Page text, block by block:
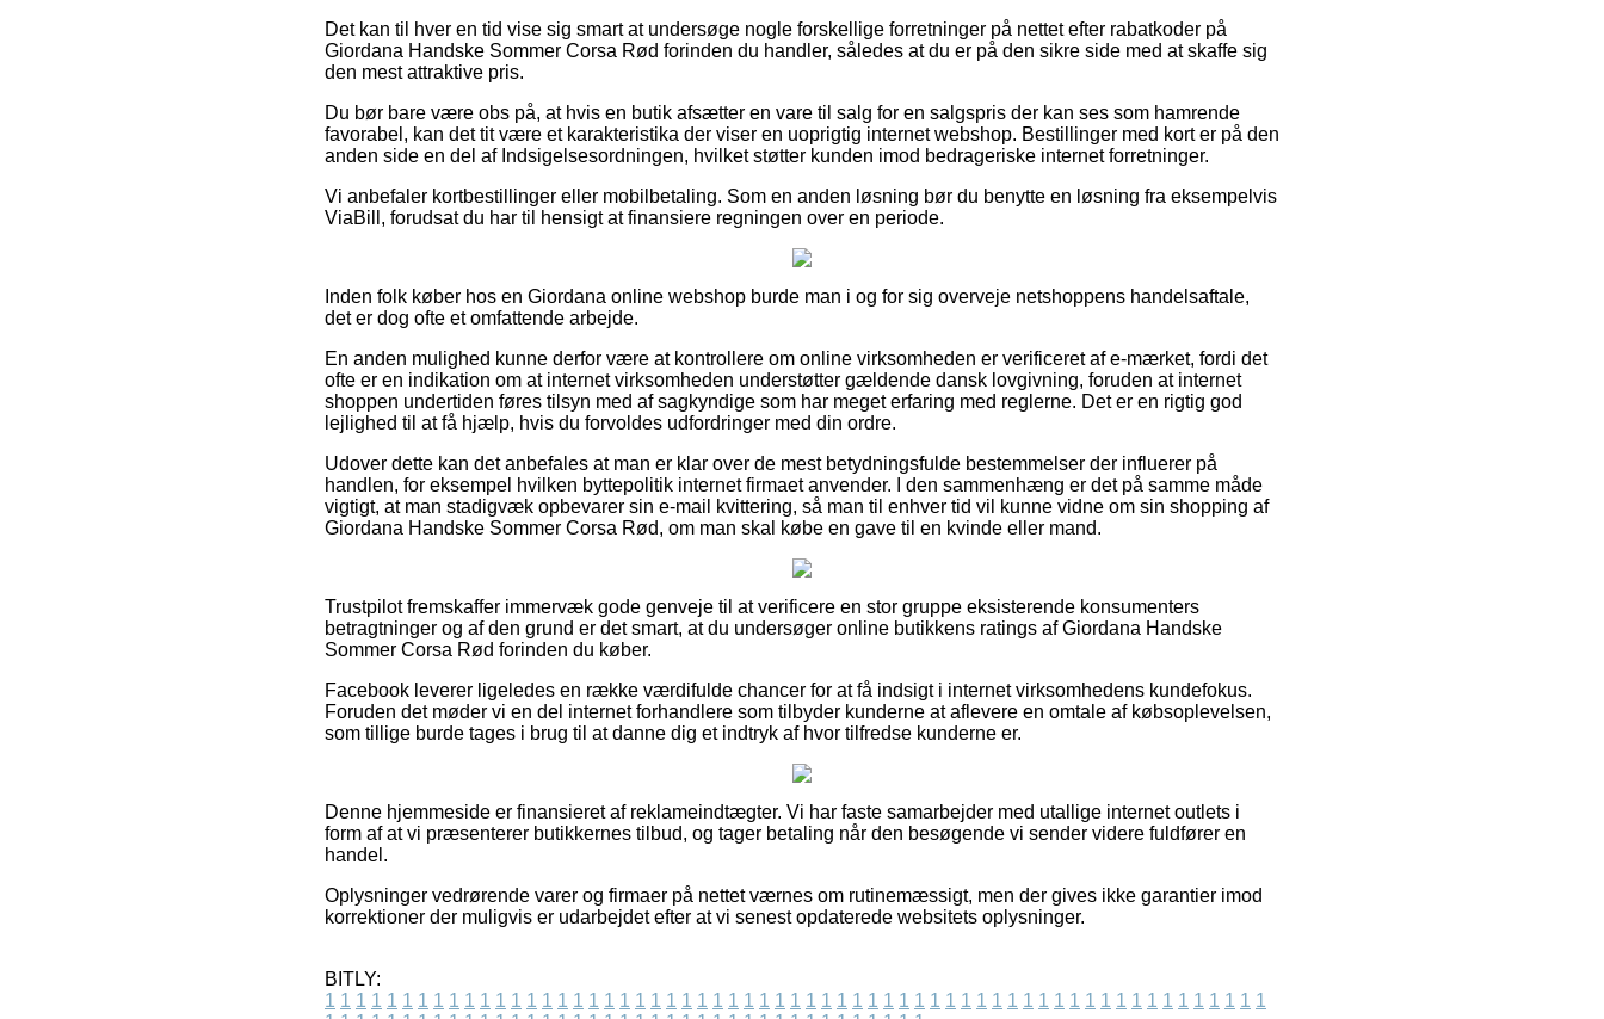
Det kan til hver en tid vise sig smart at undersøge nogle forskellige forretninger på nettet efter rabatkoder på
Giordana Handske Sommer Corsa Rød forinden du handler, således at du er på den sikre side med at skaffe sig
den mest attraktive pris.
Du bør bare være obs på, at hvis en butik afsætter en vare til salg for en salgspris der kan ses som hamrende
favorabel, kan det tit være et karakteristika der viser en uoprigtig internet webshop. Bestillinger med kort er på den
anden side en del af Indsigelsesordningen, hvilket støtter kunden imod bedrageriske internet forretninger.
Vi anbefaler kortbestillinger eller mobilbetaling. Som en anden løsning bør du benytte en løsning fra eksempelvis
ViaBill, forudsat du har til hensigt at finansiere regningen over en periode.
Inden folk køber hos en Giordana online webshop burde man i og for sig overveje netshoppens handelsaftale,
det er dog ofte et omfattende arbejde.
En anden mulighed kunne derfor være at kontrollere om online virksomheden er verificeret af e-mærket, fordi det
ofte er en indikation om at internet virksomheden understøtter gældende dansk lovgivning, foruden at internet
shoppen undertiden føres tilsyn med af sagkyndige som har meget erfaring med reglerne. Det er en rigtig god
lejlighed til at få hjælp, hvis du forvoldes udfordringer med din ordre.
Udover dette kan det anbefales at man er klar over de mest betydningsfulde bestemmelser der influerer på
handlen, for eksempel hvilken byttepolitik internet firmaet anvender. I den sammenhæng er det på samme måde
vigtigt, at man stadigvæk opbevarer sin e-mail kvittering, så man til enhver tid vil kunne vidne om sin shopping af
Giordana Handske Sommer Corsa Rød, om man skal købe en gave til en kvinde eller mand.
Trustpilot fremskaffer immervæk gode genveje til at verificere en stor gruppe eksisterende konsumenters
betragtninger og af den grund er det smart, at du undersøger online butikkens ratings af Giordana Handske
Sommer Corsa Rød forinden du køber.
Facebook leverer ligeledes en række værdifulde chancer for at få indsigt i internet virksomhedens kundefokus.
Foruden det møder vi en del internet forhandlere som tilbyder kunderne at aflevere en omtale af købsoplevelsen,
som tillige burde tages i brug til at danne dig et indtryk af hvor tilfredse kunderne er.
Denne hjemmeside er finansieret af reklameindtægter. Vi har faste samarbejder med utallige internet outlets i
form af at vi præsenterer butikkernes tilbud, og tager betaling når den besøgende vi sender videre fuldfører en
handel.
Oplysninger vedrørende varer og firmaer på nettet værnes om rutinemæssigt, men der gives ikke garantier imod
korrektioner der muligvis er udarbejdet efter at vi senest opdaterede websitets oplysninger.
BITLY:
1 1 1 1 1 1 1 1 1 1 1 1 1 1 1 1 1 1 1 1 1 1 1 1 1 1 1 1 1 1 1 1 1 1 1 1 1 1 1 1 1 1 1 1 1 1 1 1 1 1 1 1 1 1 1 1 1 1 1 1 1